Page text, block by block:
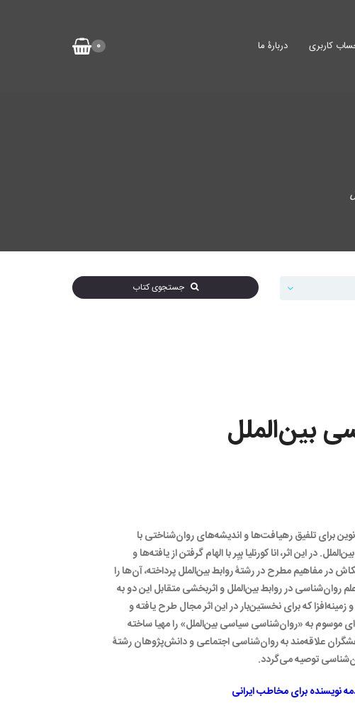
0 کاربری دربارۀ ما
جستجوی کتاب
بین‌الملل
برای تلفیق رهیافت‌ها و اندیشه‌های روان‌شناختی با
در این اثر، انا کورنلیا بِیِر با الهام گرفتن از یافته‌ها و
در مفاهیم مطرح در رشتۀ روابط بین‌الملل پرداخته، آن‌ها را
روان‌شناسی در روابط بین‌الملل و اثربخشی متقابل این دو به
که برای نخستین‌بار در این اثر مجال طرح یافته و
موسوم به «روان‌شناسی سیاسی بین‌الملل» را مهیا ساخته
علاقه‌مند به روان‌شناسی اجتماعی و دانش‌پژوهان رشتۀ
توصیه می‌گردد.
نویسنده برای مخاطب ایرانی